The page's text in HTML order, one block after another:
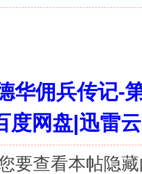
华佣兵传记-
度网盘|迅雷
要查看本帖隐